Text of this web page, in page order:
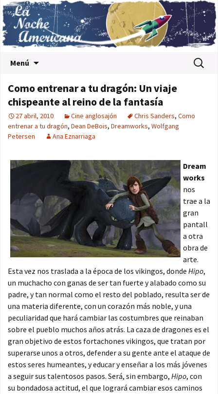
Menú Buscar:
Como entrenar a tu dragón: Un viaje
chispeante al reino de la fantasía
27 abril, 2010 Cine anglosajón Chris Sanders, Como
entrenar a tu dragón, Dean DeBois, Dreamworks, Wolfgang
Petersen
Ana Eznarriaga
Dream
works
nos
trae a la
gran
pantall
a otra
obra de
arte.
Esta vez nos traslada a la época de los vikingos, donde Hipo,
un muchacho con ganas de ser tan fuerte y alabado como su
padre, y tan normal como el resto del poblado, resulta ser de
una materia diferente, con un corazón más noble, y una
peculiaridad que hará cambiar las costumbres que reinaban
sobre el pueblo muchos años atrás. La caza de dragones es el
gran objetivo de estos fortachones vikingos, que tratan por
superarse unos a otros, defender a su gente ante el ataque de
estos seres humeantes, y educar y enseñar a los más jóvenes
a seguir sus talentosos pasos. Será, sin embargo, Hipo, con
su bondadosa actitud, el que logrará cambiar esos caminos